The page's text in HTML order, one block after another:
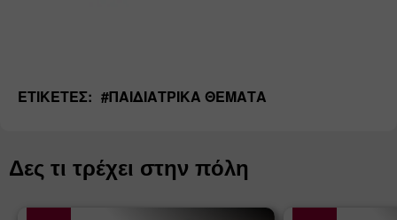
ΕΤΙΚΈΤΕΣ: #ΠΑΙΔΙΑΤΡΙΚΆ ΘΈΜΑΤΑ
Δες τι τρέχει στην πόλη